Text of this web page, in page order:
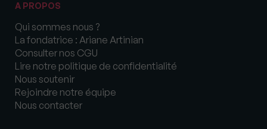
A PROPOS
Qui sommes nous ?
La fondatrice : Ariane Artinian
Consulter nos CGU
Lire notre politique de confidentialité
Nous soutenir
Rejoindre notre équipe
Nous contacter